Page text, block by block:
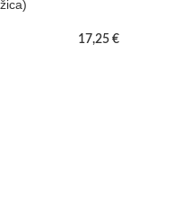
žica)
17,25 €